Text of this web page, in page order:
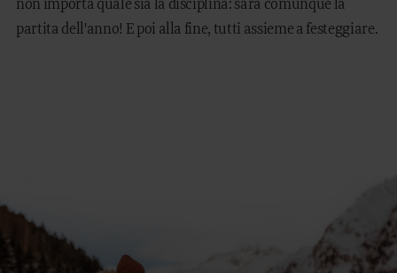
non importa quale sia la disciplina: sarà comunque la
partita dell'anno! E poi alla fine, tutti assieme a festeggiare.